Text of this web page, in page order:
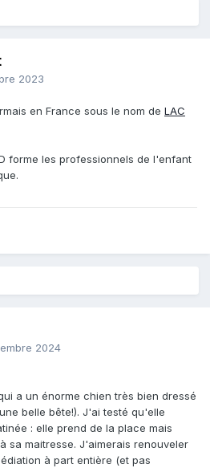
2023
en France sous le nom de LAC
forme les professionnels de l'enfant
2024
a un énorme chien très bien dressé
belle bête!). J'ai testé qu'elle
: elle prend de la place mais
sa maitresse. J'aimerais renouveler
à part entière (et pas